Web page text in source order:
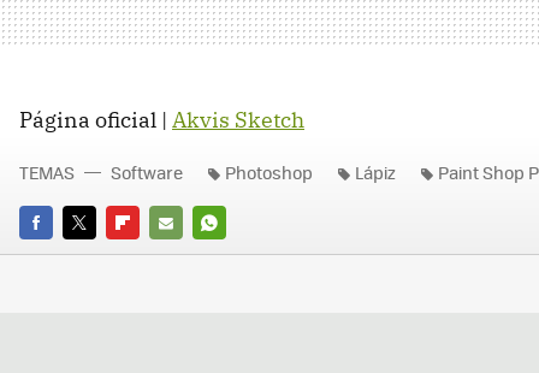
Página oficial | Akvis Sketch
FACEBOOK
TWITTERFLIPBOARD
E-
WHATSAPP
TEMAS Software Photoshop Lápiz Paint Shop